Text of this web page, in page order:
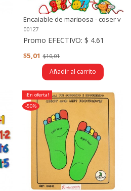
Encajable de mariposa - coser y
encajar
00127
Promo EFECTIVO:$ 4.61
$5,01$10,01
Añadir al carrito
¡En oferta!
-50%